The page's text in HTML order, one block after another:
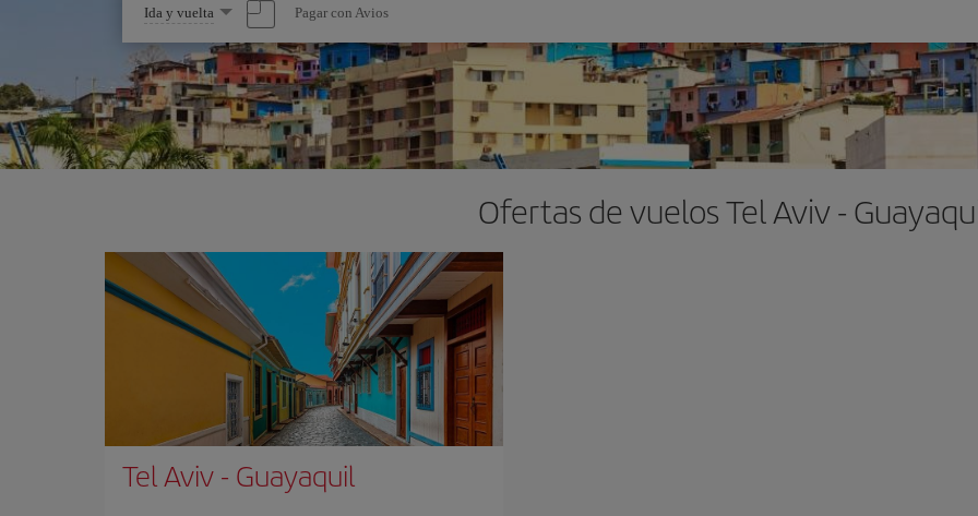
Seleccione
una
opción
Ida y vuelta Pagar con Avios
Ofertas de vuelos Tel Aviv -
Tel Aviv- Guayaquil